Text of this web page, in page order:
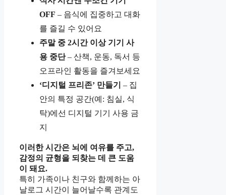
OFF – 음식에 집중하고 대화
를 즐길 수 있어요
주말 중 2시간 이상 기기 사
용 중단– 산책, 운동, 독서 등
오프라인 활동을 즐겨보세요
‘디지털 프리존’ 만들기 – 집
안의 특정 공간(예: 침실, 식
탁)에선 디지털 기기 사용 금
지
이러한 시간은 뇌에 여유를 주고,
감정의 균형을 되찾는 데 큰 도움
이 돼요.
특히 가족이나 친구와 함께하는 아
날로그 시간이 늘어날수록 관계도